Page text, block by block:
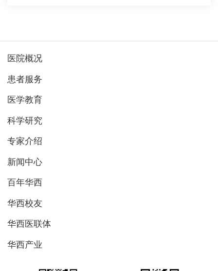
医院概况
患者服务
医学教育
科学研究
专家介绍
新闻中心
百年华西
华西校友
华西医联体
华西产业